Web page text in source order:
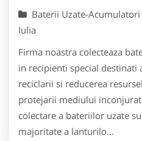
Baterii Uzate-Acumulatori
Iulia
Firma noastra colecteaza
in recipienti special destinati
reciclarii si reducerea
protejarii mediului
colectare a bateriilor uzate
majoritate a lanturilo...